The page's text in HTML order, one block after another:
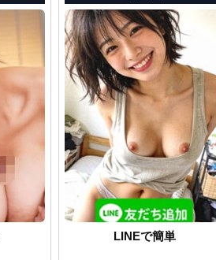
LINEで簡単